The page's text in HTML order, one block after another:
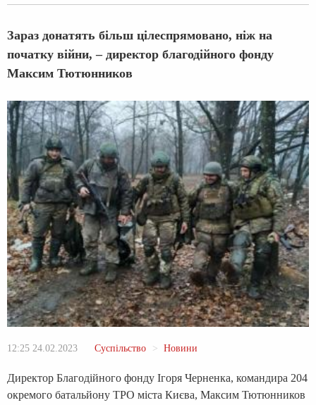
Зараз донатять більш цілеспрямовано, ніж на
початку війни, – директор благодійного фонду
Максим Тютюнников
12:25 24.02.2023 Суспільство Новини
Директор Благодійного фонду Ігоря Черненка, командира 204
окремого батальйону ТРО міста Києва, Максим Тютюнников